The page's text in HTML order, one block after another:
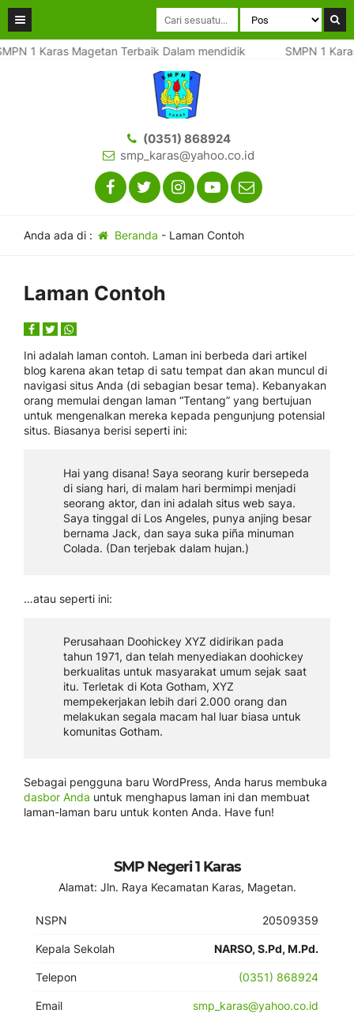
1 Karas Magetan Terbaik Dalam mendidik SMPN 1
(0351) 868924
smp_karas@yahoo.co.id
Anda ada di : Beranda - Laman Contoh
Laman Contoh
Ini adalah laman contoh. Laman ini berbeda dari artikel
blog karena akan tetap di satu tempat dan akan muncul di
navigasi situs Anda (di sebagian besar tema). Kebanyakan
orang memulai dengan laman “Tentang” yang bertujuan
untuk mengenalkan mereka kepada pengunjung potensial
situs. Biasanya berisi seperti ini:
Hai yang disana! Saya seorang kurir bersepeda
di siang hari, di malam hari bermimpi menjadi
seorang aktor, dan ini adalah situs web saya.
Saya tinggal di Los Angeles, punya anjing besar
bernama Jack, dan saya suka piña minuman
Colada. (Dan terjebak dalam hujan.)
…atau seperti ini:
Perusahaan Doohickey XYZ didirikan pada
tahun 1971, dan telah menyediakan doohickey
berkualitas untuk masyarakat umum sejak saat
itu. Terletak di Kota Gotham, XYZ
mempekerjakan lebih dari 2.000 orang dan
melakukan segala macam hal luar biasa untuk
komunitas Gotham.
Sebagai pengguna baru WordPress, Anda harus membuka
dasbor Anda untuk menghapus laman ini dan membuat
laman-laman baru untuk konten Anda. Have fun!
SMP Negeri 1 Karas
Alamat: Jln. Raya Kecamatan Karas, Magetan.
NSPN 20509359
Kepala Sekolah NARSO, S.Pd, M.Pd.
Telepon (0351) 868924
Email smp_karas@yahoo.co.id